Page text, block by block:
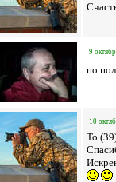
9
по
10
To